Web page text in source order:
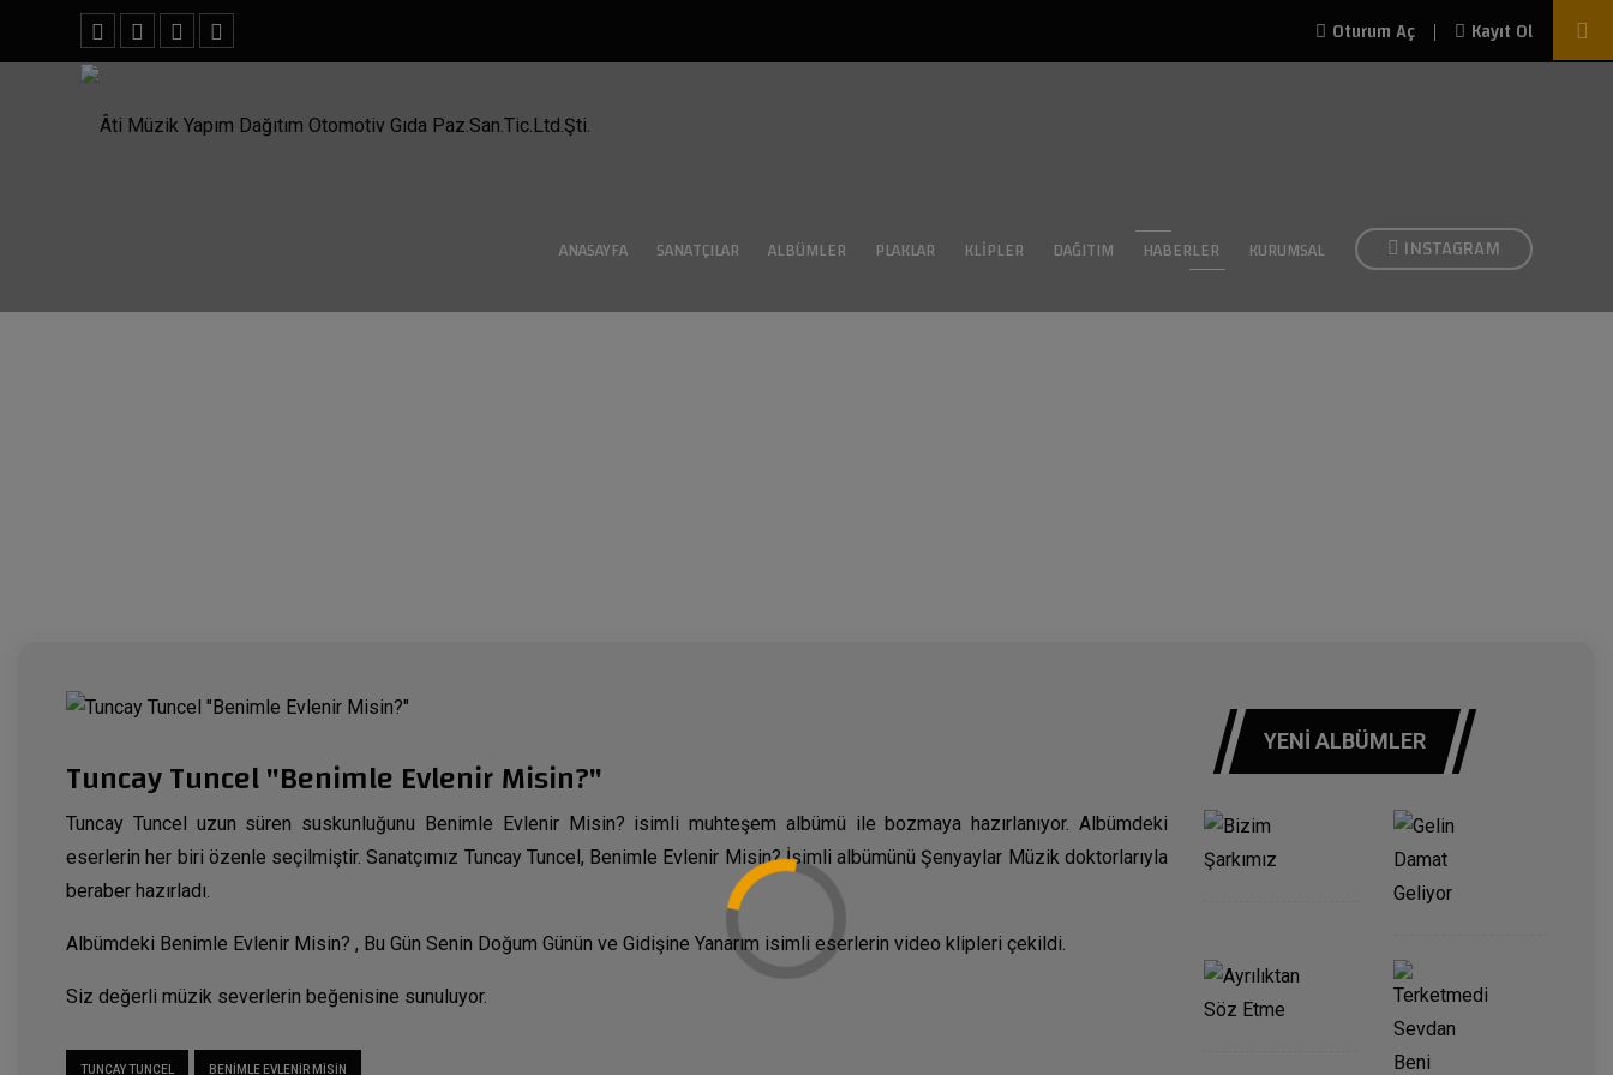
Oturum Aç | Kayıt Ol
ANASAYFA SANATÇILAR ALBÜMLER PLAKLAR KLIPLER DAĞITIM HABERLER KURUMSAL INSTAGRAM
Tuncay Tuncel "Benimle Evlenir Misin?"
Tuncay Tuncel uzun süren suskunluğunu Benimle Evlenir Misin? isimli muhteşem albümü ile bozmaya hazırlanıyor. Albümdeki
eserlerin her biri özenle seçilmiştir. Sanatçımız Tuncay Tuncel, Benimle Evlenir Misin? İsimli albümünü Şenyaylar Müzik doktorlarıyla
beraber hazırladı.
Albümdeki Benimle Evlenir Misin? , Bu Gün Senin Doğum Günün ve Gidişine Yanarım isimli eserlerin video klipleri çekildi.
Siz değerli müzik severlerin beğenisine sunuluyor.
TUNCAY TUNCEL BENIMLE EVLENIR MISIN
YENI ALBÜMLER